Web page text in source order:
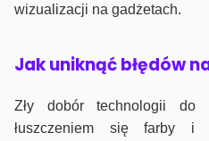
wizualizacji na gadżetach.
Jak uniknąć błędów
Zły dobór technologii do
łuszczeniem się farby i